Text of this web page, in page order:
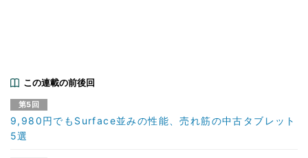
この連載の前後回
第5回
9,980円でもSurface並みの性能、売れ筋の中古タブレット
5選